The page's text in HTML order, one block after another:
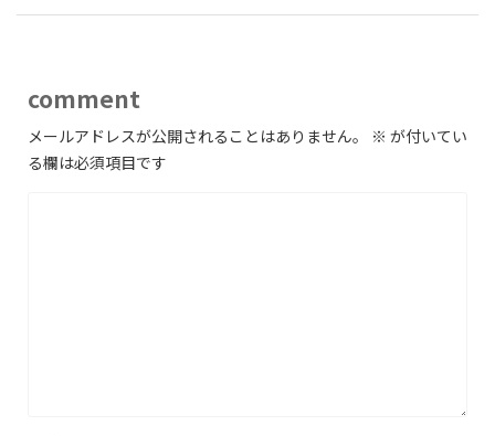
comment
メールアドレスが公開されることはありません。 ※ が付いてい
る欄は必須項目です